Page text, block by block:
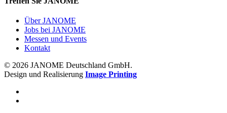
Über JANOME
Jobs bei JANOME
Messen und Events
Kontakt
© 2026 JANOME Deutschland GmbH.
Design und Realisierung Image Printing